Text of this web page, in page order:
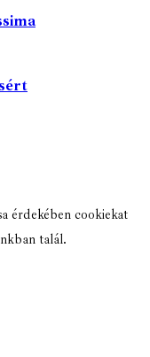
érdekében cookiekat
nkban talál.